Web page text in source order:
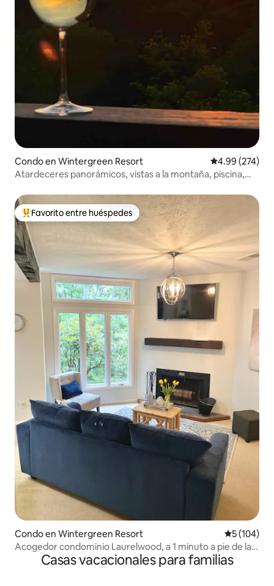
Condo en Wintergreen Resort Calificación
4.99 (274)
Atardeceres panorámicos, vistas a la montaña, piscina,
Favorito entre huéspedes preferido
Favorito entre huéspedes
Condo en Wintergreen Resort
5 (104)
Acogedor condominio Laurelwood, a 1 minuto a pie de la
piscina.Casas vacacionales para familias